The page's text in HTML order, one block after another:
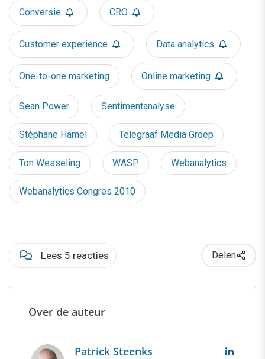
Conversie CRO
Customer experience Data analytics
One-to-one marketing Online marketing
Sean Power Sentimentanalyse
Stéphane Hamel Telegraaf Media Groep
Ton Wesseling WASP Webanalytics
Webanalytics Congres 2010
Lees 5 reacties Delen
Over de auteur
Patrick Steenks